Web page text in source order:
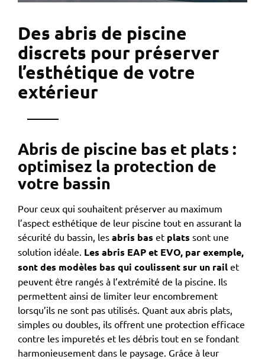
Des abris de piscine
discrets pour préserver
l’esthétique de votre
extérieur
Abris de piscine bas et plats :
optimisez la protection de
votre bassin
Pour ceux qui souhaitent préserver au maximum
l’aspect esthétique de leur piscine tout en assurant la
sécurité du bassin, les abris bas et plats sont une
solution idéale. Les abris EAP et EVO, par exemple,
sont des modèles bas qui coulissent sur un rail et
peuvent être rangés à l’extrémité de la piscine. Ils
permettent ainsi de limiter leur encombrement
lorsqu’ils ne sont pas utilisés. Quant aux abris plats,
simples ou doubles, ils offrent une protection efficace
contre les impuretés et les débris tout en se fondant
harmonieusement dans le paysage. Grâce à leur